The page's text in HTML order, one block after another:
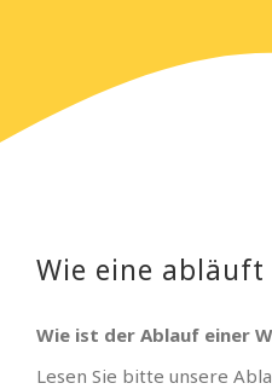
Wie eine abläuft
Wie ist der Ablauf einer
Lesen Sie bitte unsere